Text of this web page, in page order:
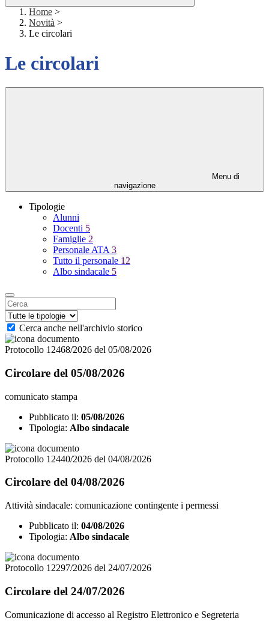
Home >
Novità >
Le circolari
Le circolari
Menu di
navigazione
Tipologie
Alunni
Docenti 5
Famiglie 2
Personale ATA 3
Tutto il personale 12
Albo sindacale 5
Cerca anche nell'archivio storico
Protocollo 12468/2026 del 05/08/2026
Circolare del 05/08/2026
comunicato stampa
Pubblicato il: 05/08/2026
Tipologia: Albo sindacale
Protocollo 12440/2026 del 04/08/2026
Circolare del 04/08/2026
Attività sindacale: comunicazione contingente i permessi
Pubblicato il: 04/08/2026
Tipologia: Albo sindacale
Protocollo 12297/2026 del 24/07/2026
Circolare del 24/07/2026
Comunicazione di accesso al Registro Elettronico e Segreteria